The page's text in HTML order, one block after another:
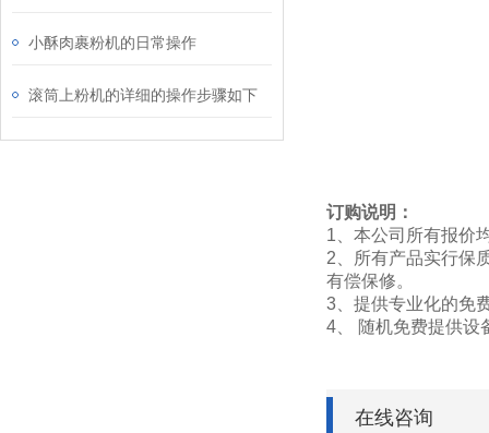
小酥肉裹粉机的日常操作
滚筒上粉机的详细的操作步骤如下
订购说明：
1、本公司所有报价
2、所有产品实行保
有偿保修。
3、提供专业化的免
4、 随机免费提供设
在线咨询